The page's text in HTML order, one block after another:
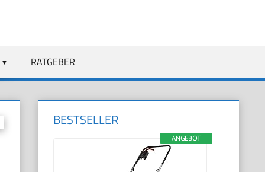
RATGEBER
BESTSELLER
ANGEBOT